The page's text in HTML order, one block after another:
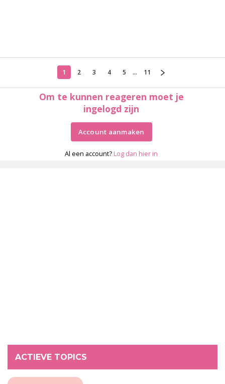
1 2 3 4 5 ... 11
Om te kunnen reageren moet je
ingelogd zijn
Account aanmaken
Al een account? Log dan hier in
ACTIEVE TOPICS